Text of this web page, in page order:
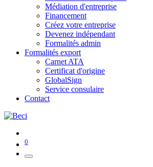
Médiation d'entreprise
Financement
Créez votre entreprise
Devenez indépendant
Formalités admin
Formalités export
Carnet ATA
Certificat d'origine
GlobalSign
Service consulaire
Contact
0